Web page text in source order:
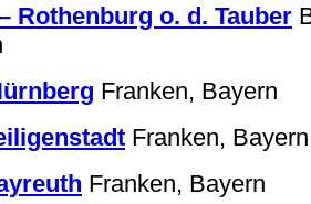
Rothenburg o. d. Tauber
Franken, Bayern
Franken, Bayern
Franken, Bayern